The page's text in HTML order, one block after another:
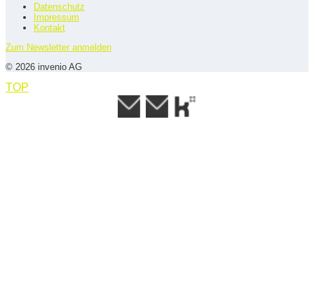
Datenschutz
Impressum
Kontakt
Zum Newsletter anmelden
© 2026 invenio AG
TOP